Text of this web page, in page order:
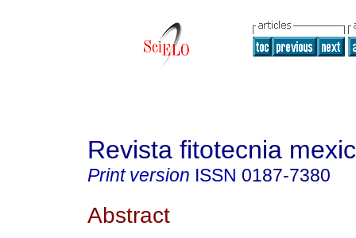
Revista fitotecnia
Print version ISSN 0187-7380
Abstract